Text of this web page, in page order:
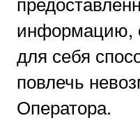
информацию,
для себя
повлечь
Оператора.